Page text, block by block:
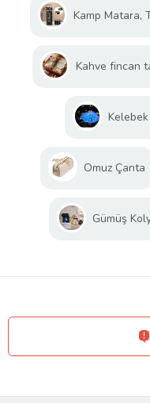
Kamp Matara,
Kahve fincan
Omuz Çanta
Gümüş